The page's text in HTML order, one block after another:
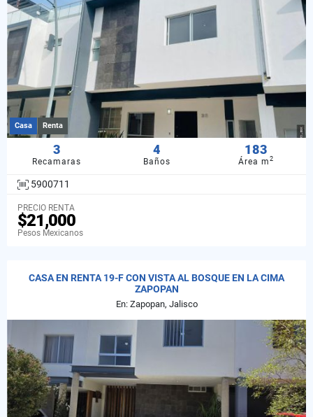
Casa Renta
3
Recamaras
4
Baños
183
Área m2
5900711
PRECIO RENTA
$21,000
Pesos Mexicanos
CASA EN RENTA 19-F CON VISTA AL BOSQUE EN LA CIMA
ZAPOPAN
En: Zapopan, Jalisco